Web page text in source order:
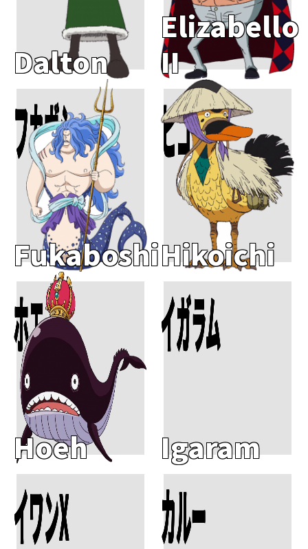
Dalton
Elizabello
II
フカボシ
Fukaboshi
Add To Cart ヒコイチ
Hikoichi
Add To Cart
ホエ
Hoeh
Add To Cart イガラム
Igaram
Add To Cart
イワンX
Add To Cart カルー
Add To Cart